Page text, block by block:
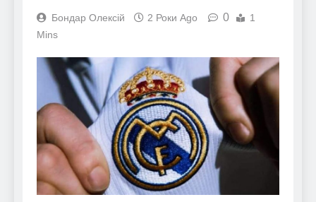
Бондар Олексій 2 Роки Ago 0
1
Mins